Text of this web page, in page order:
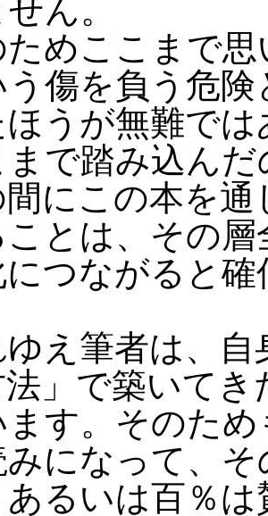
ん。
めここまで思
う傷を負う危
うが無難で
で踏み込ん
にこの本を
とは、その
つながると
え筆者は、自
」で築いて
ます。そのた
みになって、
あるいは百％